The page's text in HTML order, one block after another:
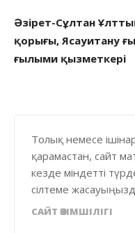
Әзірет-Сұлтан
қорығы, Ясауитану
ғылыми қызметкері
Толық немесе
қарамастан, сайт
кезде міндетті
сілтеме
САЙТ ӘКІМШІЛІГІ